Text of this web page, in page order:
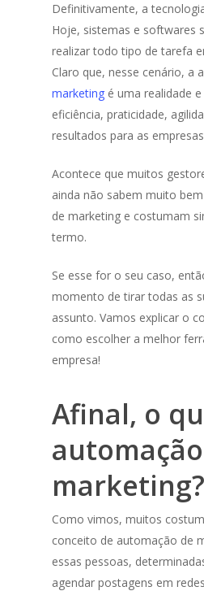
Definitivamente, a
Hoje, sistemas e softwares
realizar todo tipo de tarefa
Claro que, nesse cenário, a
marketing é uma realidade
eficiência, praticidade,
resultados para as
Acontece que muitos
ainda não sabem muito
de marketing e costumam
termo.
Se esse for o seu caso,
momento de tirar todas as
assunto. Vamos explicar o
como escolher a melhor
empresa!
Afinal, o
marketing?
Como vimos, muitos
conceito de automação de
essas pessoas,
agendar postagens em